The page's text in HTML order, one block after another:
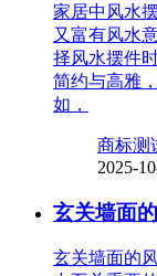
家居中风水
又富有风水
择风水摆件
简约与高雅
如，
商标测
2025-
玄关墙面
玄关墙面的